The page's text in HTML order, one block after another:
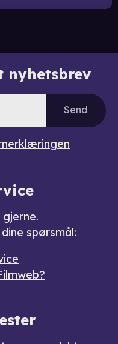
nyhetsbrev
Send
spørsmål: